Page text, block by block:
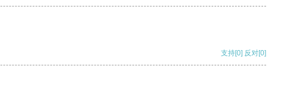
支持[0] 反对[0]